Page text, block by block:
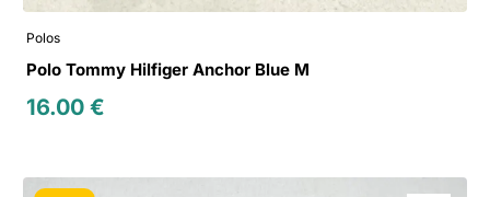
Polos
Polo Tommy Hilfiger Anchor Blue M
16.00€